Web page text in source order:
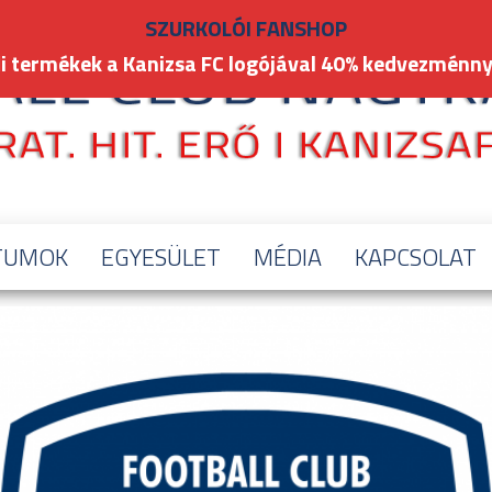
EGYESÜLET MÉDIA KAPCSOLAT
SZURKOLÓI FANSHOP
termékek a Kanizsa FC logójával 40%